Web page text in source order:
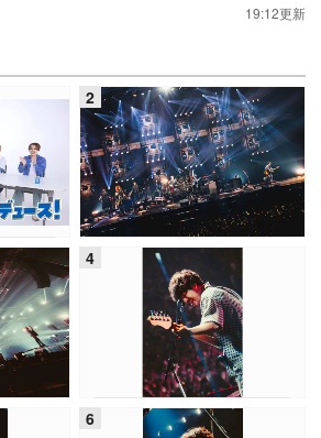
19:12更新